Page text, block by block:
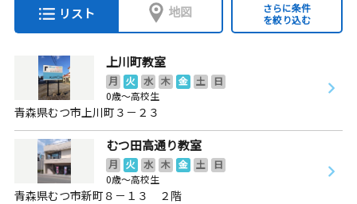
リスト 地図
さらに条件
を絞り込む
上川町教室
月 火 水 木 金 土
日
0歳～高校生
青森県むつ市上川町３－２３
むつ田高通り教室
月 火 水 木 金 土
日
0歳～高校生
青森県むつ市新町８－１３ ２階